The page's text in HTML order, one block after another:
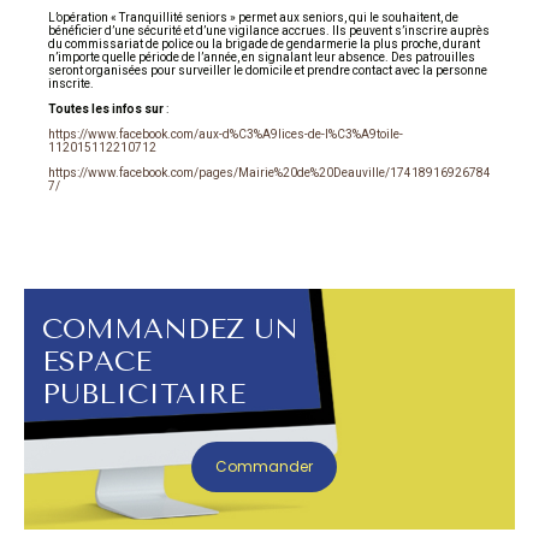
L’opération « Tranquillité seniors » permet aux seniors, qui le souhaitent, de
bénéficier d’une sécurité et d’une vigilance accrues. Ils peuvent s’inscrire auprès
du commissariat de police ou la brigade de gendarmerie la plus proche, durant
n’importe quelle période de l’année, en signalant leur absence. Des patrouilles
seront organisées pour surveiller le domicile et prendre contact avec la personne
inscrite.
Toutes les infos sur:
https://www.facebook.com/aux-d%C3%A9lices-de-l%C3%A9toile-
112015112210712
https://www.facebook.com/pages/Mairie%20de%20Deauville/17418916926784
7/
COMMANDEZ UN
ESPACE
PUBLICITAIRE
Commander